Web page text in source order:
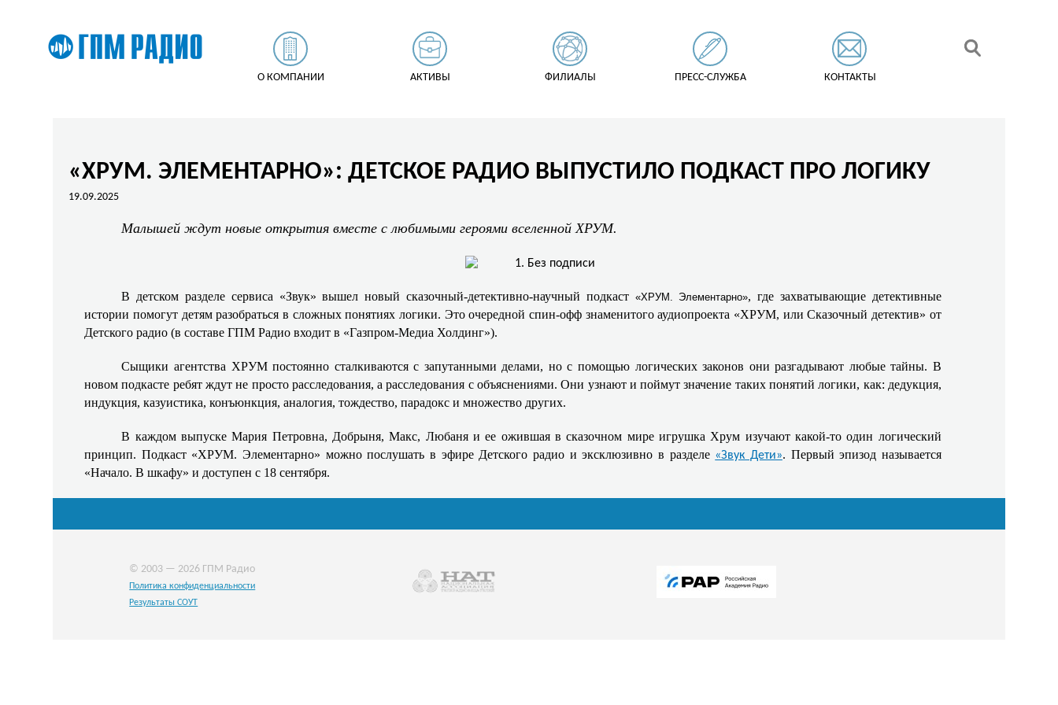
О КОМПАНИИ АКТИВЫ ФИЛИАЛЫ ПРЕСС-СЛУЖБА КОНТАКТЫ
«ХРУМ. ЭЛЕМЕНТАРНО»: ДЕТСКОЕ РАДИО ВЫПУСТИЛО ПОДКАСТ ПРО ЛОГИКУ
19.09.2025
Малышей ждут новые открытия вместе с любимыми героями вселенной ХРУМ.
В детском разделе сервиса «Звук» вышел новый сказочный-детективно-научный подкаст «ХРУМ. Элементарно», где захватывающие детективные
истории помогут детям разобраться в сложных понятиях логики. Это очередной спин-офф знаменитого аудиопроекта «ХРУМ, или Сказочный детектив» от
Детского радио (в составе ГПМ Радио входит в «Газпром-Медиа Холдинг»).
Сыщики агентства ХРУМ постоянно сталкиваются с запутанными делами, но с помощью логических законов они разгадывают любые тайны. В
новом подкасте ребят ждут не просто расследования, а расследования с объяснениями. Они узнают и поймут значение таких понятий логики, как: дедукция,
индукция, казуистика, конъюнкция, аналогия, тождество, парадокс и множество других.
В каждом выпуске Мария Петровна, Добрыня, Макс, Любаня и ее ожившая в сказочном мире игрушка Хрум изучают какой-то один логический
принцип. Подкаст «ХРУМ. Элементарно» можно послушать в эфире Детского радио и эксклюзивно в разделе «Звук Дети». Первый эпизод называется
«Начало. В шкафу» и доступен с 18 сентября.
© 2003 — 2026 ГПМ Радио
Политика конфиденциальности
Результаты СОУТ